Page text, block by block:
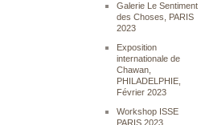
Galerie Le Sentiment
des Choses, PARIS
2023
Exposition
internationale de
Chawan,
PHILADELPHIE,
Février 2023
Workshop ISSE
PARIS 2023